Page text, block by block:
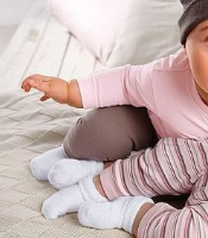
магазину